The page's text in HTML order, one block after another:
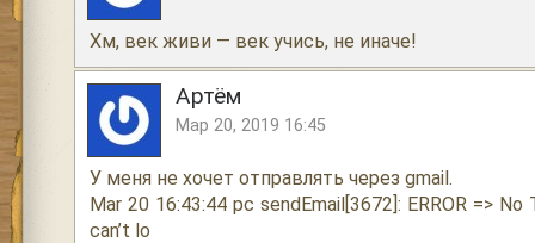
Хм, век живи — век учись, не иначе!
Артём
Мар 20, 2019 16:45
У меня не хочет отправлять через gmail.
Mar 20 16:43:44 pc sendEmail[3672]: ERROR =>
can’t lo